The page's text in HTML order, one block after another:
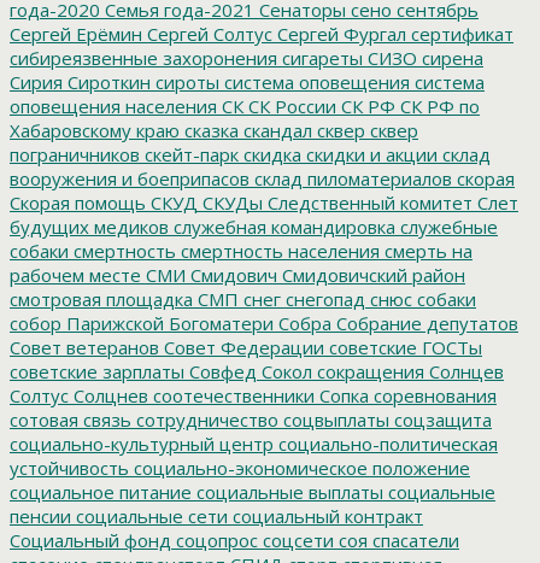
года-2020 Семья года-2021 Сенаторы сено сентябрь
Сергей Ерёмин Сергей Солтус Сергей Фургал сертификат
сибиреязвенные захоронения сигареты СИЗО сирена
Сирия Сироткин сироты система оповещения система
оповещения населения СК СК России СК РФ СК РФ по
Хабаровскому краю сказка скандал сквер сквер
пограничников скейт-парк скидка скидки и акции склад
вооружения и боеприпасов склад пиломатериалов скорая
Скорая помощь СКУД СКУДы Следственный комитет Слет
будущих медиков служебная командировка служебные
собаки смертность смертность населения смерть на
рабочем месте СМИ Смидович Смидовичский район
смотровая площадка СМП снег снегопад снюс собаки
собор Парижской Богоматери Собра Собрание депутатов
Совет ветеранов Совет Федерации советские ГОСТы
советские зарплаты Совфед Сокол сокращения Солнцев
Солтус Солцнев соотечественники Сопка соревнования
сотовая связь сотрудничество соцвыплаты соцзащита
социально-культурный центр социально-политическая
устойчивость социально-экономическое положение
социальное питание социальные выплаты социальные
пенсии социальные сети социальный контракт
Социальный фонд соцопрос соцсети соя спасатели